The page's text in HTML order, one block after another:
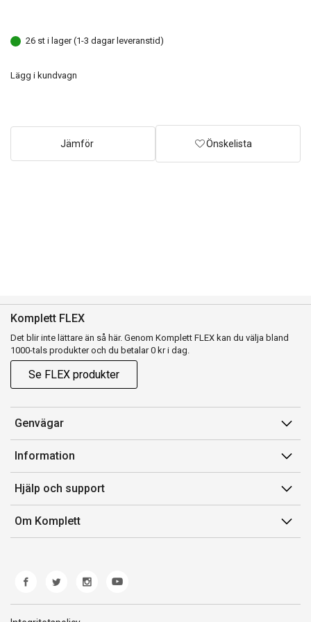
26 st i lager (1-3 dagar leveranstid)
Lägg i kundvagn
Jämför Önskelista
Komplett FLEX
Det blir inte lättare än så här. Genom Komplett FLEX kan du välja bland
1000-tals produkter och du betalar 0 kr i dag.
Se FLEX produkter
Genvägar
Konto
Orderhistorik
Presentkort
Komplett Club
Information
Försäljningsvillkor
Medlemsvillkor for Komplett Club
Lediga tjänster
Hjälp och support
Kontakta oss
Kundservice
Produkthjälp och retur
Felsökning och guider
Om Komplett